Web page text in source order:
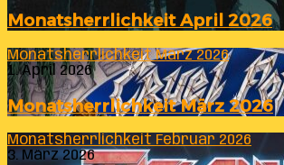
Monatsherrlichkeit April 2026
Monatsherrlichkeit März 2026
1. April 2026
Monatsherrlichkeit März 2026
Monatsherrlichkeit Februar 2026
3. März 2026